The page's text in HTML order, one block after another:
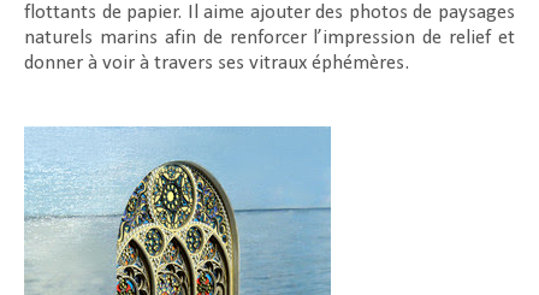
flottants de papier. Il aime ajouter des photos de paysages
naturels marins afin de renforcer l’impression de relief et
donner à voir à travers ses vitraux éphémères.